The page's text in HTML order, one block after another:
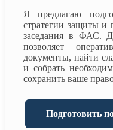
Я предлагаю
стратегии защиты и
заседания в ФАС.
позволяет
документы, найти
и собрать
сохранить ваше
Подготовить